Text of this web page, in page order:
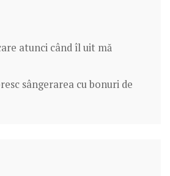
atunci când îl uit mă
sângerarea cu bonuri de